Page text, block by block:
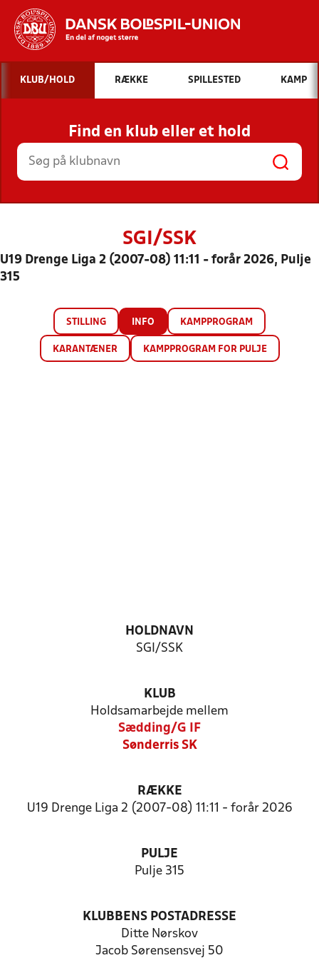
Hvad vil du søge efter?
INDHOLD OG NYHEDER
STILLINGER, RESULTATER, KLUBBER OG
HOLD
KLUB/HOLD RÆKKE SPILLESTED KAMP
Find en klub eller et hold
SGI/SSK
U19 Drenge Liga 2 (2007-08) 11:11 - forår 2026, Pulje
315
STILLING INFO KAMPPROGRAM
KARANTÆNER KAMPPROGRAM FOR PULJE
HOLDNAVN
SGI/SSK
KLUB
Holdsamarbejde mellem
Sædding/G IF
Sønderris SK
RÆKKE
U19 Drenge Liga 2 (2007-08) 11:11 - forår 2026
PULJE
Pulje 315
KLUBBENS POSTADRESSE
Ditte Nørskov
Jacob Sørensensvej 50